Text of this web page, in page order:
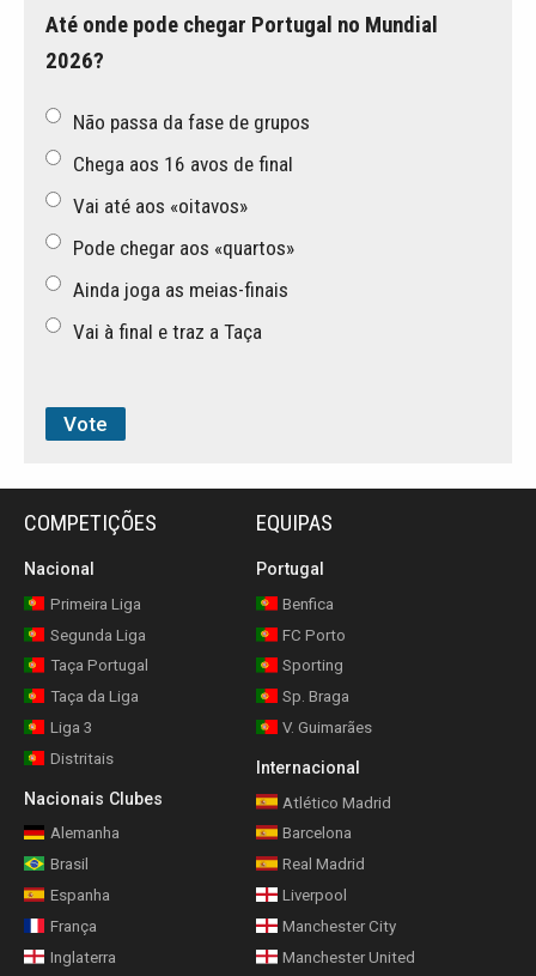
Até onde pode chegar Portugal no Mundial
2026?
Não passa da fase de grupos
Chega aos 16 avos de final
Vai até aos «oitavos»
Pode chegar aos «quartos»
Ainda joga as meias-finais
Vai à final e traz a Taça
COMPETIÇÕES
Nacional
Primeira Liga
Segunda Liga
Taça Portugal
Taça da Liga
Liga 3
Distritais
Nacionais Clubes
Alemanha
Brasil
Espanha
França
Inglaterra
EQUIPAS
Portugal
Benfica
FC Porto
Sporting
Sp. Braga
V. Guimarães
Internacional
Atlético Madrid
Barcelona
Real Madrid
Liverpool
Manchester City
Manchester United